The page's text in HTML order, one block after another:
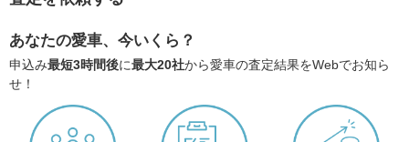
あなたの愛車、今いくら？
申込み最短3時間後に最大20社から愛車の査定結果をWebでお知ら
せ！